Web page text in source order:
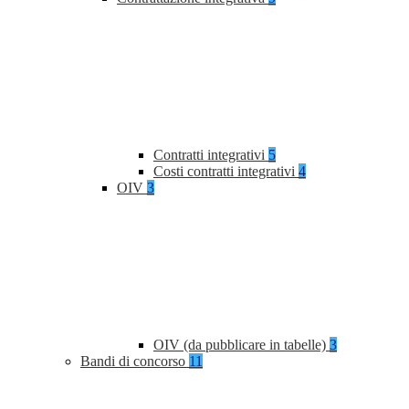
Contratti integrativi 5
Costi contratti integrativi 4
OIV 3
OIV (da pubblicare in tabelle) 3
Bandi di concorso 11